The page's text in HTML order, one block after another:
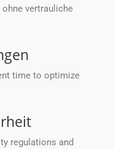
vertrauliche
time to optimize
regulations and